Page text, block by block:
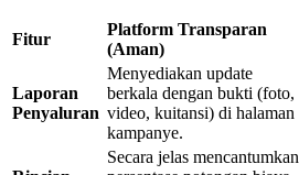
Fitur
Platform Transparan
(Aman)
Laporan
Penyaluran
Menyediakan update
berkala dengan bukti (foto,
video, kuitansi) di halaman
kampanye.
Secara jelas mencantumkan